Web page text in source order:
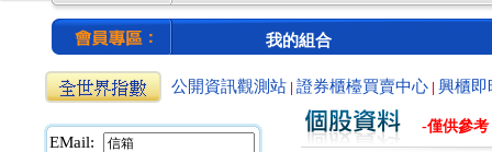
我的組合
公開資訊觀測站 證券櫃檯買賣中心 興櫃即
EMail:
-僅供參考